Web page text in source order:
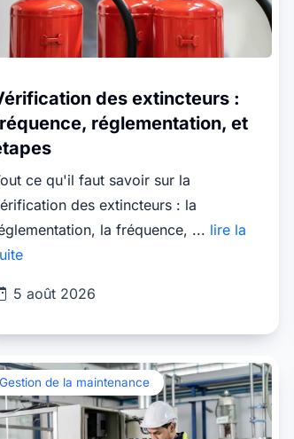
des extincteurs :
réglementation, et
ce qu'il faut savoir sur la
des extincteurs : la
la fréquence, ... lire la
5 août 2026
Gestion de la maintenance